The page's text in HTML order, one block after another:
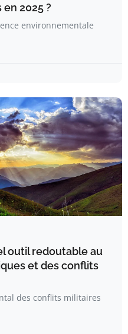
2025 ?
environnementale
outil redoutable au
et des conflits
des conflits militaires